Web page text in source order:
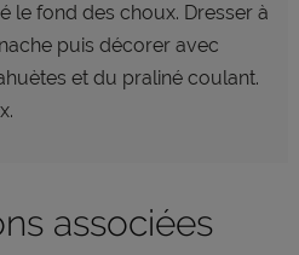
le fond des choux. Dresser à
puis décorer avec
et du praliné coulant.
associées